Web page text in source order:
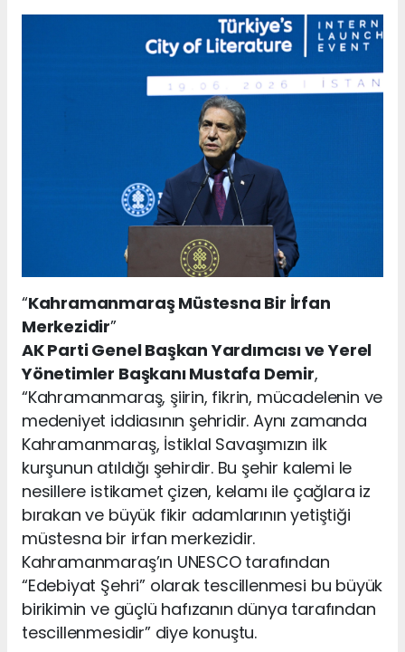
“Kahramanmaraş Müstesna Bir İrfan
Merkezidir”
AK Parti Genel Başkan Yardımcısı ve Yerel
Yönetimler Başkanı Mustafa Demir,
“Kahramanmaraş, şiirin, fikrin, mücadelenin ve
medeniyet iddiasının şehridir. Aynı zamanda
Kahramanmaraş, İstiklal Savaşımızın ilk
kurşunun atıldığı şehirdir. Bu şehir kalemi le
nesillere istikamet çizen, kelamı ile çağlara iz
bırakan ve büyük fikir adamlarının yetiştiği
müstesna bir irfan merkezidir.
Kahramanmaraş’ın UNESCO tarafından
“Edebiyat Şehri” olarak tescillenmesi bu büyük
birikimin ve güçlü hafızanın dünya tarafından
tescillenmesidir” diye konuştu.